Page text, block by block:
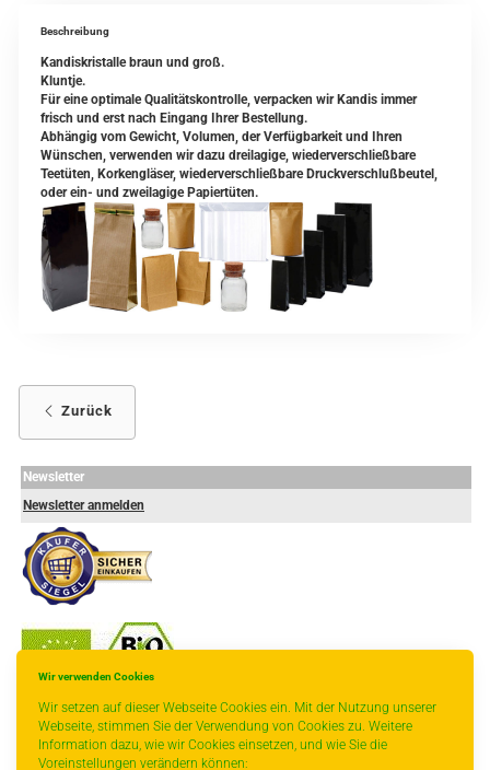
Wir verwenden Cookies
Wir setzen auf dieser Webseite Cookies ein. Mit der Nutzung unserer
Webseite, stimmen Sie der Verwendung von Cookies zu. Weitere
Information dazu, wie wir Cookies einsetzen, und wie Sie die
Voreinstellungen verändern können:
Beschreibung
Kandiskristalle braun und groß.
Kluntje.
Für eine optimale Qualitätskontrolle, verpacken wir Kandis immer
frisch und erst nach Eingang Ihrer Bestellung.
Abhängig vom Gewicht, Volumen, der Verfügbarkeit und Ihren
Wünschen, verwenden wir dazu dreilagige, wiederverschließbare
Teetüten, Korkengläser, wiederverschließbare Druckverschlußbeutel,
oder ein- und zweilagige Papiertüten.
Zurück
Newsletter
Newsletter anmelden
- ----------------